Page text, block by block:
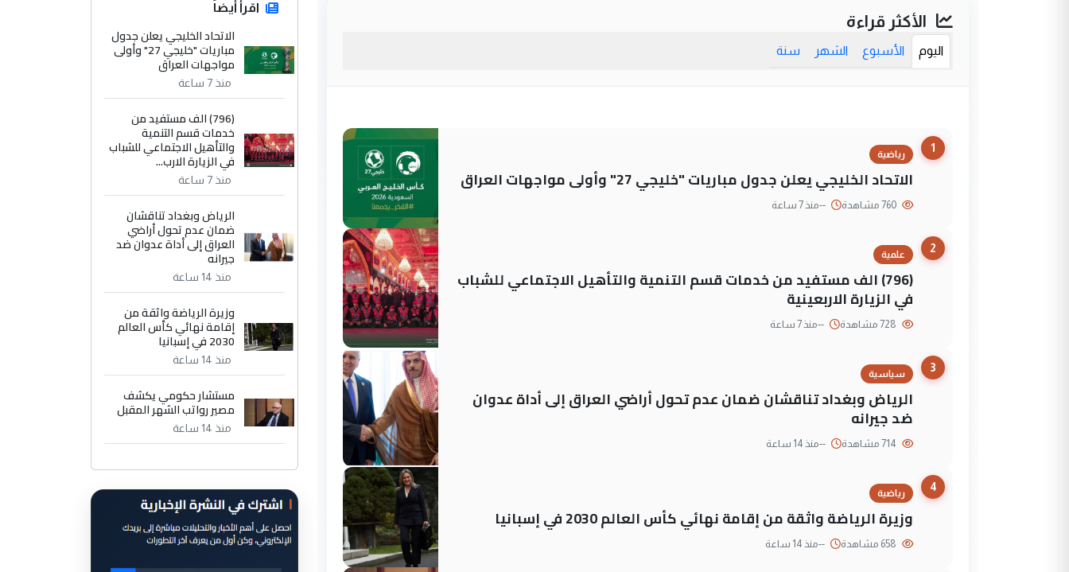
الأكثر قراءة
اليوم الأسبوع الشهر سنة
1
رياضية
الاتحاد الخليجي يعلن جدول مباريات "خليجي 27" وأولى مواجهات العراق
--منذ 7 ساعة
2
علمية
(796) الف مستفيد من خدمات قسم التنمية والتأهيل الاجتماعي للشباب
في الزيارة الاربعينية
--منذ 7 ساعة
3
سياسية
الرياض وبغداد تناقشان ضمان عدم تحول أراضي العراق إلى أداة عدوان
ضد جيرانه
--منذ 14 ساعة
4
رياضية
وزيرة الرياضة واثقة من إقامة نهائي كأس العالم 2030 في إسبانيا
--منذ 14 ساعة
اقرأ أيضاً
الاتحاد الخليجي يعلن جدول
مباريات "خليجي 27" وأولى
مواجهات العراق
منذ 7 ساعة
(796) الف مستفيد من
خدمات قسم التنمية
والتأهيل الاجتماعي للشباب
في الزيارة الارب...
منذ 7 ساعة
الرياض وبغداد تناقشان
ضمان عدم تحول أراضي
العراق إلى أداة عدوان ضد
جيرانه
منذ 14 ساعة
وزيرة الرياضة واثقة من
إقامة نهائي كأس العالم
2030 في إسبانيا
منذ 14 ساعة
مستشار حكومي يكشف
مصير رواتب الشهر المقبل
منذ 14 ساعة